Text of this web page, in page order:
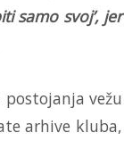
samo svoj’, jer
vežu
arhive kluba,